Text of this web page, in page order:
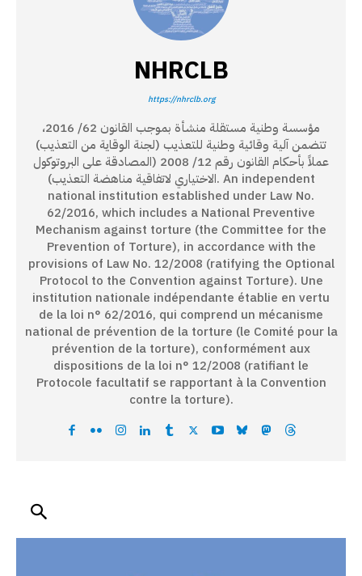
NHRCLB
https://nhrclb.org
مؤسسة وطنية مستقلة منشأة بموجب القانون 62/ 2016،
تتضمن آلية وقائية وطنية للتعذيب (لجنة الوقاية من التعذيب)
عملاً بأحكام القانون رقم 12/ 2008 (المصادقة على البروتوكول
الاختياري لاتفاقية مناهضة التعذيب). An independent
national institution established under Law No.
62/2016, which includes a National Preventive
Mechanism against torture (the Committee for the
Prevention of Torture), in accordance with the
provisions of Law No. 12/2008 (ratifying the Optional
Protocol to the Convention against Torture). Une
institution nationale indépendante établie en vertu
de la loi n° 62/2016, qui comprend un mécanisme
national de prévention de la torture (le Comité pour la
prévention de la torture), conformément aux
dispositions de la loi n° 12/2008 (ratifiant le
Protocole facultatif se rapportant à la Convention
contre la torture).